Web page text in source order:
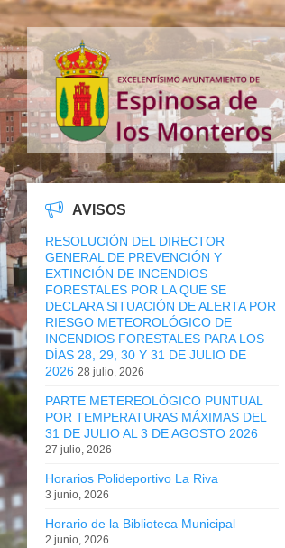
AVISOS
RESOLUCIÓN DEL DIRECTOR
GENERAL DE PREVENCIÓN Y
EXTINCIÓN DE INCENDIOS
FORESTALES POR LA QUE SE
DECLARA SITUACIÓN DE ALERTA POR
RIESGO METEOROLÓGICO DE
INCENDIOS FORESTALES PARA LOS
DÍAS 28, 29, 30 Y 31 DE JULIO DE
2026 28 julio, 2026
PARTE METEREOLÓGICO PUNTUAL
POR TEMPERATURAS MÁXIMAS DEL
31 DE JULIO AL 3 DE AGOSTO 2026
27 julio, 2026
Horarios Polideportivo La Riva
3 junio, 2026
Horario de la Biblioteca Municipal
2 junio, 2026